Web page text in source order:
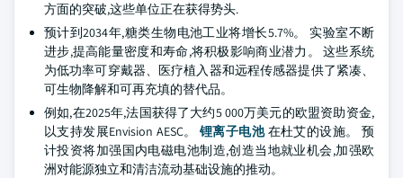
方面的突破,这些单位正在获得势头.
预计到2034年,糖类生物电池工业将增长5.7%。 实验室不断
进步,提高能量密度和寿命,将积极影响商业潜力。 这些系统
为低功率可穿戴器、医疗植入器和远程传感器提供了紧凑、
可生物降解和可再充填的替代品。
例如,在2025年,法国获得了大约5 000万美元的欧盟资助资金,
以支持发展Envision AESC。 锂离子电池在杜艾的设施。 预
计投资将加强国内电磁电池制造,创造当地就业机会,加强欧
洲对能源独立和清洁流动基础设施的推动。